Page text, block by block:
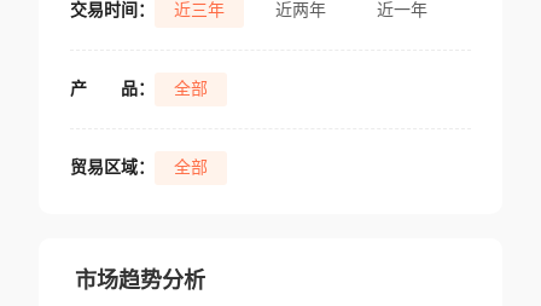
交易时间： 近三年 近两年 近一年
产 品： 全部
贸易区域： 全部
市场趋势分析